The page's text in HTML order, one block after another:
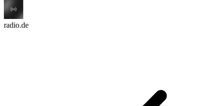
radio.de